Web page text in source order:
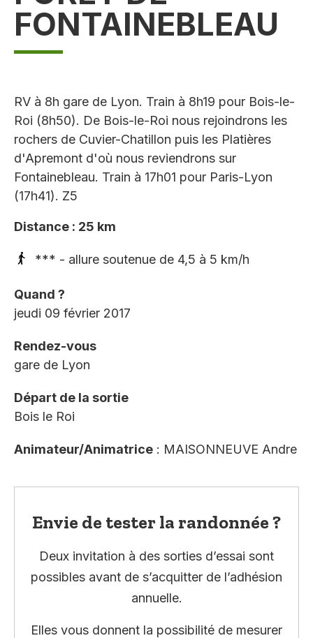
FONTAINEBLEAU
RV à 8h gare de Lyon. Train à 8h19 pour Bois-le-
Roi (8h50). De Bois-le-Roi nous rejoindrons les
rochers de Cuvier-Chatillon puis les Platières
d'Apremont d'où nous reviendrons sur
Fontainebleau. Train à 17h01 pour Paris-Lyon
(17h41). Z5
Distance : 25 km
*** - allure soutenue de 4,5 à 5 km/h
Quand ?
jeudi 09 février 2017
Rendez-vous
gare de Lyon
Départ de la sortie
Bois le Roi
Animateur/Animatrice : MAISONNEUVE Andre
Envie de tester la randonnée ?
Deux invitation à des sorties d’essai sont
possibles avant de s’acquitter de l’adhésion
annuelle.
Elles vous donnent la possibilité de mesurer